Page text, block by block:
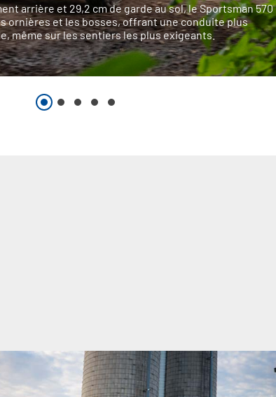
arrière et 29,2 cm de garde au sol, le Sportsman 570
ornières et les bosses, offrant une conduite plus
même sur les sentiers les plus exigeants.